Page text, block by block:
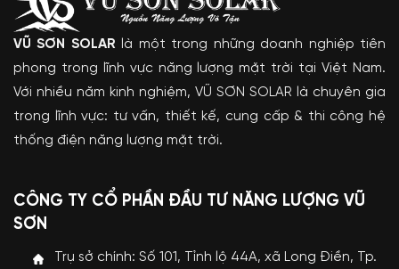
VŨ SƠN SOLAR là một trong những doanh nghiệp tiên
phong trong lĩnh vực năng lượng mặt trời tại Việt Nam.
Với nhiều năm kinh nghiệm, VŨ SƠN SOLAR là chuyên gia
trong lĩnh vực: tư vấn, thiết kế, cung cấp & thi công hệ
thống điện năng lượng mặt trời.
CÔNG TY CỔ PHẦN ĐẦU TƯ NĂNG LƯỢNG VŨ
SƠN
Trụ sở chính: Số 101, Tỉnh lộ 44A, xã Long Điền, Tp.